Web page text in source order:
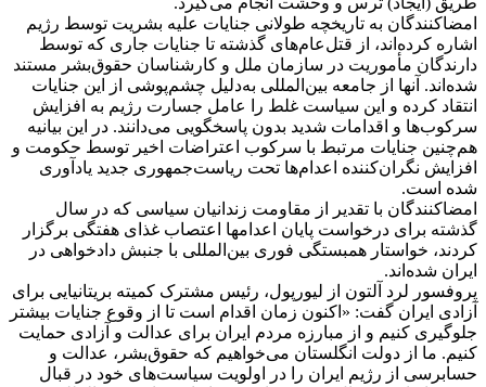
امضاکنندگان به تاریخچه طولانی جنایات علیه بشریت توسط رژیم
اشاره کرده‌اند، از قتل‌عام‌های گذشته تا جنایات جاری که توسط
دارندگان مأموریت در سازمان ملل و کارشناسان حقوق‌بشر مستند
شده‌اند. آنها از جامعه بین‌المللی به‌دلیل چشم‌پوشی از این جنایات
انتقاد کرده و این سیاست غلط را عامل جسارت رژیم به افزایش
سرکوب‌ها و اقدامات شدید بدون پاسخگویی می‌دانند. در این بیانیه
هم‌چنین جنایات مرتبط با سرکوب اعتراضات اخیر توسط حکومت و
افزایش نگران‌کننده اعدام‌ها تحت ریاست‌جمهوری جدید یادآوری
شده است.
امضاکنندگان با تقدیر از مقاومت زندانیان سیاسی که در سال
گذشته برای درخواست پایان اعدامها اعتصاب غذای هفتگی برگزار
کردند، خواستار همبستگی فوری بین‌المللی با جنبش دادخواهی در
ایران شده‌اند.
پروفسور لرد آلتون از لیورپول، رئیس مشترک کمیته بریتانیایی برای
آزادی ایران گفت: «اکنون زمان اقدام است تا از وقوع جنایات بیشتر
جلوگیری کنیم و از مبارزه مردم ایران برای عدالت و آزادی حمایت
کنیم. ما از دولت انگلستان می‌خواهیم که حقوق‌بشر، عدالت و
حسابرسی از رژیم ایران را در اولویت سیاست‌های خود در قبال